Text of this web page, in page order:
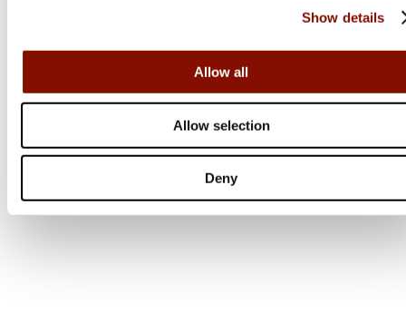
Show details
Allow all
Allow selection
Deny